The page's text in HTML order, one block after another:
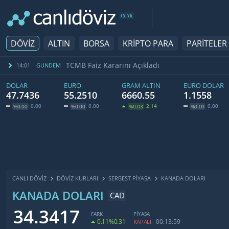
13. YIL
DÖVİZ ALTIN BORSA KRİPTO PARA PARİTELER
14:01 GUNDEM TCMB Faiz Kararını Açıkladı
DOLAR
47.7436
%0.00 0.00
EURO
55.2510
%0.00 0.00
GRAM ALTIN
6660.55
%0.03 2.14
EURO DOLAR
1.1558
%0.00 0.00
CANLI DÖVİZ DÖVIZ KURLARI SERBEST PIYASA KANADA DOLARI
KANADA DOLARI CAD
34.3417 FARK
0.11%0.31
PİYASA
KAPALI 00:13:59